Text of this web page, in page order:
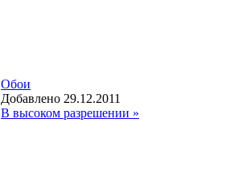
Обои
Добавлено 29.12.2011
В высоком разрешении »